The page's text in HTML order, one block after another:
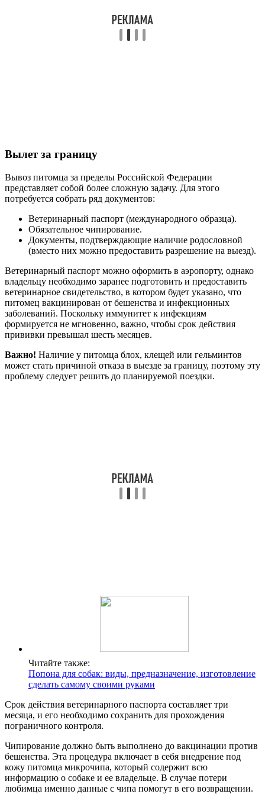
Вылет за границу
Вывоз питомца за пределы Российской Федерации
представляет собой более сложную задачу. Для этого
потребуется собрать ряд документов:
Ветеринарный паспорт (международного образца).
Обязательное чипирование.
Документы, подтверждающие наличие родословной
(вместо них можно предоставить разрешение на выезд).
Ветеринарный паспорт можно оформить в аэропорту, однако
владельцу необходимо заранее подготовить и предоставить
ветеринарное свидетельство, в котором будет указано, что
питомец вакцинирован от бешенства и инфекционных
заболеваний. Поскольку иммунитет к инфекциям
формируется не мгновенно, важно, чтобы срок действия
прививки превышал шесть месяцев.
Важно! Наличие у питомца блох, клещей или гельминтов
может стать причиной отказа в выезде за границу, поэтому эту
проблему следует решить до планируемой поездки.
Читайте также:
Попона для собак: виды, предназначение, изготовление
сделать самому своими руками
Срок действия ветеринарного паспорта составляет три
месяца, и его необходимо сохранить для прохождения
пограничного контроля.
Чипирование должно быть выполнено до вакцинации против
бешенства. Эта процедура включает в себя внедрение под
кожу питомца микрочипа, который содержит всю
информацию о собаке и ее владельце. В случае потери
любимца именно данные с чипа помогут в его возвращении.